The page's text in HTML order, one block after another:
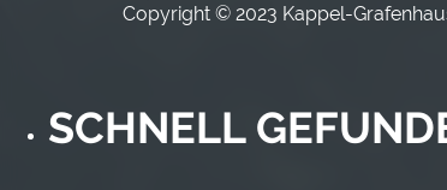
Copyright © 2023 Kappel-
SCHNELL